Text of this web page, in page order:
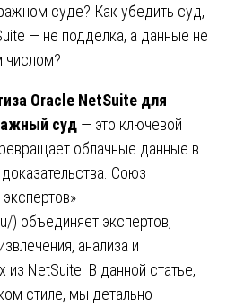
суде? Как убедить суд,
— не подделка, а данные не
числом?
Oracle NetSuite для
суд — это ключевой
облачные данные в
Союз
) объединяет экспертов,
анализа и
из NetSuite. В данной статье,
стиле, мы детально